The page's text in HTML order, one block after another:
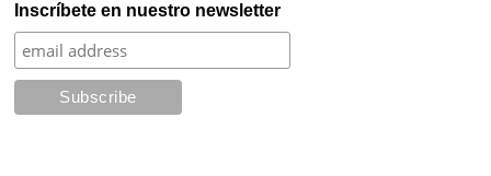
Inscríbete en nuestro newsletter